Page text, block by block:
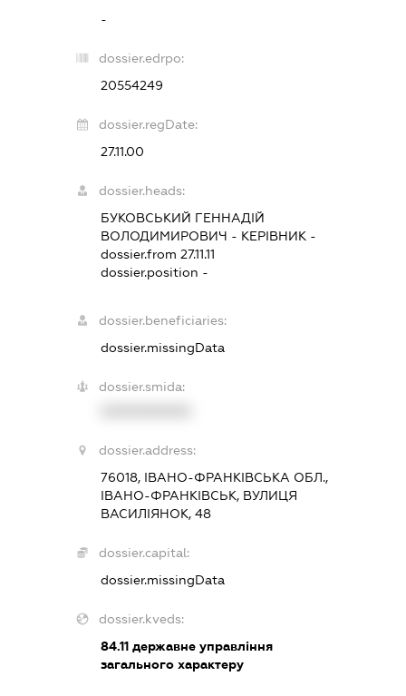
-
dossier.edrpo:
20554249
dossier.regDate:
27.11.00
dossier.heads:
БУКОВСЬКИЙ ГЕННАДІЙ
ВОЛОДИМИРОВИЧ - КЕРІВНИК -
dossier.from 27.11.11
dossier.position -
dossier.beneficiaries:
dossier.missingData
dossier.smida:
dossier.address:
76018, ІВАНО-ФРАНКІВСЬКА ОБЛ.,
ІВАНО-ФРАНКІВСЬК, ВУЛИЦЯ
ВАСИЛІЯНОК, 48
dossier.capital:
dossier.missingData
dossier.kveds:
84.11 державне управління
загального характеру